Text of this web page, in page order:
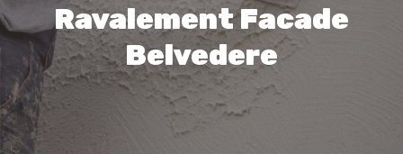
Ravalement Facade
Belvedere